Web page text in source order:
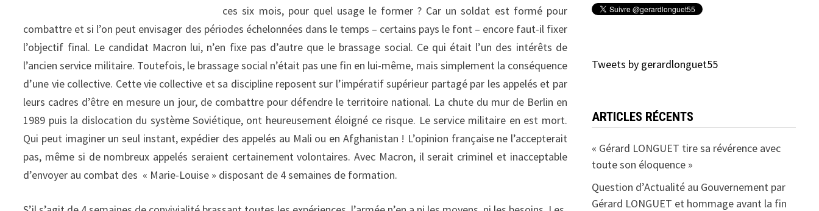
ces six mois, pour quel usage le former ? Car un soldat est formé pour
combattre et si l’on peut envisager des périodes échelonnées dans le temps – certains pays le font – encore faut-il fixer
l’objectif final. Le candidat Macron lui, n’en fixe pas d’autre que le brassage social. Ce qui était l’un des intérêts de
l’ancien service militaire. Toutefois, le brassage social n’était pas une fin en lui-même, mais simplement la conséquence
d’une vie collective. Cette vie collective et sa discipline reposent sur l’impératif supérieur partagé par les appelés et par
leurs cadres d’être en mesure un jour, de combattre pour défendre le territoire national. La chute du mur de Berlin en
1989 puis la dislocation du système Soviétique, ont heureusement éloigné ce risque. Le service militaire en est mort.
Qui peut imaginer un seul instant, expédier des appelés au Mali ou en Afghanistan ! L’opinion française ne l’accepterait
pas, même si de nombreux appelés seraient certainement volontaires. Avec Macron, il serait criminel et inacceptable
d’envoyer au combat des « Marie-Louise » disposant de 4 semaines de formation.
Tweets by gerardlonguet55
ARTICLES RÉCENTS
« Gérard LONGUET tire sa révérence avec
toute son éloquence »
Question d’Actualité au Gouvernement par
Gérard LONGUET et hommage avant la fin